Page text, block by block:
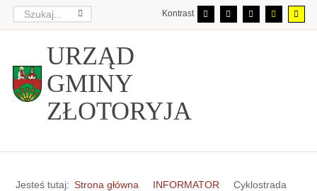
Kontrast
URZĄD
GMINY
ZŁOTORYJA
Jesteś tutaj: Strona główna INFORMATOR Cyklostrada